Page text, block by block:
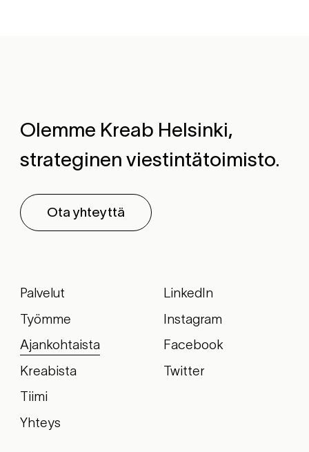
Olemme Kreab Helsinki,
strateginen viestintätoimisto.
Ota yhteyttä
Palvelut
Työmme
Ajankohtaista
Kreabista
Tiimi
Yhteys
LinkedIn
Instagram
Facebook
Twitter